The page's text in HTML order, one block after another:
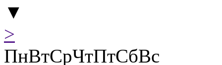
▼
>
ПнВтСрЧтПтСбВс